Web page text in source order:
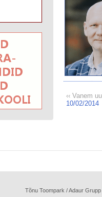
‹‹ Vanem
10/02/2014
Tõnu Toompark / Adaur